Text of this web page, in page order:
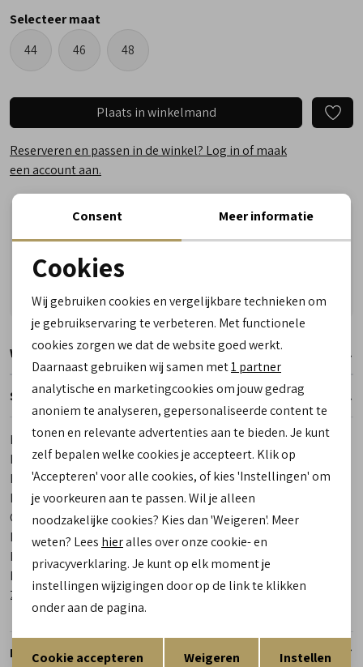
Selecteer maat
44
46 48
Plaats in winkelmand
Reserveren en passen in de winkel? Log in of maak
een account aan.
Vandaag besteld, woensdag in huis!
Vragen? Wij helpen u graag! Whatsapp of bel ons
Gratis verzending vanaf €50,- (uitgezonderd sale)
Reserveer- en passervice in de winkel!
Winkelvoorraad
Specificaties
Merk
Birkenstock
Leveranciercode
051753 Arizona
Bestelcode
00025635-80
Breedtemaat
Smal
Categorie
Slippers | pantoffels
Kleur
Blauw
Materiaal buitenkant
PU
Materiaal binnenkant
Textiel
Zool
Rubber
Retourneren
Noodzakelijke cookies
Analytische cookies
Marketing cookies
Terug Opslaan
Consent Meer informatie
Cookies
Wij gebruiken cookies en vergelijkbare technieken om
je gebruikservaring te verbeteren. Met functionele
cookies zorgen we dat de website goed werkt.
Daarnaast gebruiken wij samen met1 partner
analytische en marketingcookies om jouw gedrag
anoniem te analyseren, gepersonaliseerde content te
tonen en relevante advertenties aan te bieden. Je kunt
zelf bepalen welke cookies je accepteert. Klik op
'Accepteren' voor alle cookies, of kies 'Instellingen' om
je voorkeuren aan te passen. Wil je alleen
noodzakelijke cookies? Kies dan 'Weigeren'. Meer
weten? Lees hieralles over onze cookie- en
privacyverklaring. Je kunt op elk moment je
instellingen wijzigingen door op de link te klikken
onder aan de pagina.
Cookie accepteren Weigeren Instellen